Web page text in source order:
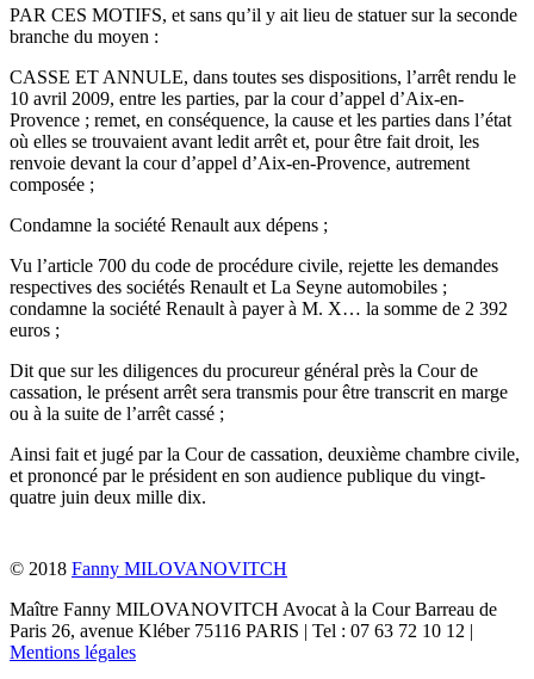
PAR CES MOTIFS, et sans qu’il y ait lieu de statuer sur la seconde
branche du moyen :
CASSE ET ANNULE, dans toutes ses dispositions, l’arrêt rendu le
10 avril 2009, entre les parties, par la cour d’appel d’Aix-en-
Provence ; remet, en conséquence, la cause et les parties dans l’état
où elles se trouvaient avant ledit arrêt et, pour être fait droit, les
renvoie devant la cour d’appel d’Aix-en-Provence, autrement
composée ;
Condamne la société Renault aux dépens ;
Vu l’article 700 du code de procédure civile, rejette les demandes
respectives des sociétés Renault et La Seyne automobiles ;
condamne la société Renault à payer à M. X… la somme de 2 392
euros ;
Dit que sur les diligences du procureur général près la Cour de
cassation, le présent arrêt sera transmis pour être transcrit en marge
ou à la suite de l’arrêt cassé ;
Ainsi fait et jugé par la Cour de cassation, deuxième chambre civile,
et prononcé par le président en son audience publique du vingt-
quatre juin deux mille dix.
© 2018 Fanny MILOVANOVITCH
Maître Fanny MILOVANOVITCH Avocat à la Cour Barreau de
Paris 26, avenue Kléber 75116 PARIS | Tel : 07 63 72 10 12 |
Mentions légales